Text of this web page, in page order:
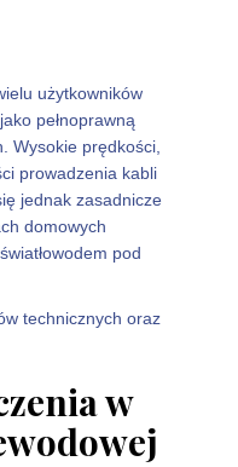
użytkowników
pełnoprawną
Wysokie prędkości,
prowadzenia kabli
jednak zasadnicze
domowych
pod
technicznych oraz
w